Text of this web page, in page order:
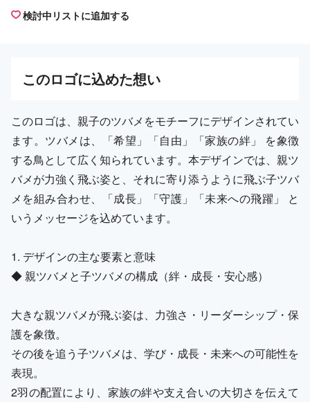
検討中リストに追加する
このロゴに込めた想い
このロゴは、親子のツバメをモチーフにデザインされてい
ます。ツバメは、「希望」「自由」「家族の絆」 を象徴
する鳥として広く知られています。本デザインでは、親ツ
バメが力強く飛ぶ姿と、それに寄り添うように飛ぶ子ツバ
メを組み合わせ、「成長」「守護」「未来への飛躍」 と
いうメッセージを込めています。
1. デザインの主な要素と意味
◆ 親ツバメと子ツバメの構成（絆・成長・安心感）
大きな親ツバメが飛ぶ姿は、力強さ・リーダーシップ・保
護を象徴。
その後を追う子ツバメは、学び・成長・未来への可能性を
表現。
2羽の配置により、家族の絆や支え合いの大切さを伝えて